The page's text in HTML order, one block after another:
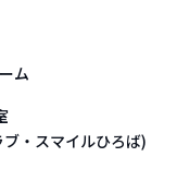
ム
・スマイルひろば)